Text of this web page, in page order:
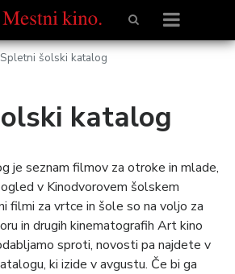
Spletni šolski katalog
katalog
je seznam filmov za otroke in mlade,
v Kinodvorovem šolskem
filmi za vrtce in šole so na voljo za
in drugih kinematografih Art kino
sproti, novosti pa najdete v
ki izide v avgustu. Če bi ga